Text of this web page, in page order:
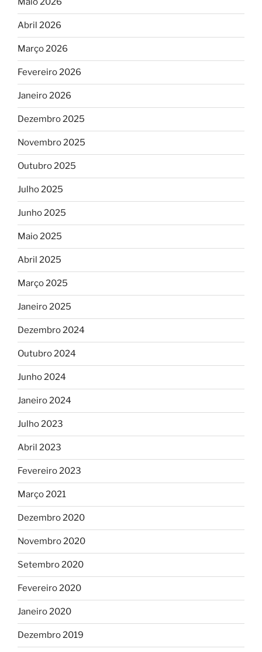
Abril 2026
Março 2026
Fevereiro 2026
Janeiro 2026
Dezembro 2025
Novembro 2025
Outubro 2025
Julho 2025
Junho 2025
Maio 2025
Abril 2025
Março 2025
Janeiro 2025
Dezembro 2024
Outubro 2024
Junho 2024
Janeiro 2024
Julho 2023
Abril 2023
Fevereiro 2023
Março 2021
Dezembro 2020
Novembro 2020
Setembro 2020
Fevereiro 2020
Janeiro 2020
Dezembro 2019